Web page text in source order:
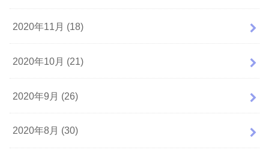
2020年11月 (18)
2020年10月 (21)
2020年9月 (26)
2020年8月 (30)